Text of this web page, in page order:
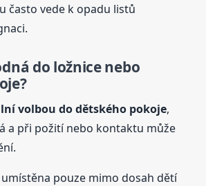
často vede k opadu listů
do ložnice nebo
volbou do dětského pokoje,
a při požití nebo kontaktu může
pouze mimo dosah dětí